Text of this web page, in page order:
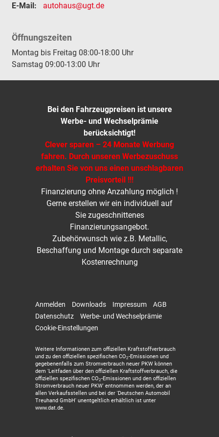
E-Mail:
autohaus@ugt.de
Öffnungszeiten
Montag bis Freitag 08:00-18:00 Uhr
Samstag 09:00-13:00 Uhr
Bei den Fahrzeugpreisen ist unsere
Werbe- und Wechselprämie
berücksichtigt!
Clever sparen – 24 Monate Werbung
fahren. Durch unseren Werbezuschuss
erhalten Sie von uns einen unschlagbaren
Preisvorteil !!!
Finanzierung ohne Anzahlung möglich !
Gerne erstellen wir ein individuell auf
Sie zugeschnittenes
Finanzierungsangebot.
Zubehörwunsch wie z.B. Metallic,
Beschaffung und Montage durch separate
Kostenrechnung
Anmelden Downloads Impressum
AGB
Datenschutz
Werbe- und Wechselprämie
Cookie-Einstellungen
Weitere Informationen zum offiziellen Kraftstoffverbrauch
und zu den offiziellen spezifischen CO2-Emissionen und
gegebenenfalls zum Stromverbrauch neuer PKW können
dem 'Leitfaden über den offiziellen Kraftstoffverbrauch, die
offiziellen spezifischen CO2-Emissionen und den offiziellen
Stromverbrauch neuer PKW' entnommen werden, der an
allen Verkaufsstellen und bei der 'Deutschen Automobil
Treuhand GmbH' unentgeltlich erhältlich ist unter
www.dat.de.